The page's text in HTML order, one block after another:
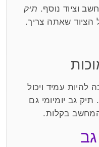
וציוד נוסף. תיק
הציוד שאתה צריך.
עמיד ויכול
גב יומיומי גם
בקלות.